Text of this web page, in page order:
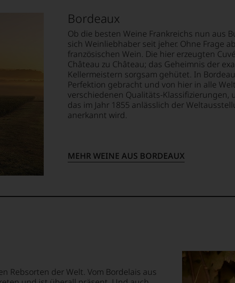
Bordeaux
Ob die besten Weine Frankreichs nun aus
sich Weinliebhaber seit jeher. Ohne Frage
französischen Wein. Die hier erzeugten
Château zu Château; das Geheimnis der
Kellermeistern sorgsam gehütet. In
Perfektion gebracht und von hier in alle
verschiedenen Qualitäts-Klassifizierungen,
das im Jahr 1855 anlässlich der
anerkannt wird.
MEHR WEINE AUS BORDEAUX
Rebsorten der Welt. Vom Bordelais aus